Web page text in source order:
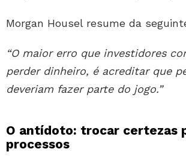
Morgan Housel resume da
“O maior erro que investidores
perder dinheiro, é acreditar que
deveriam fazer parte do jogo.”
O antídoto: trocar certezas
processos